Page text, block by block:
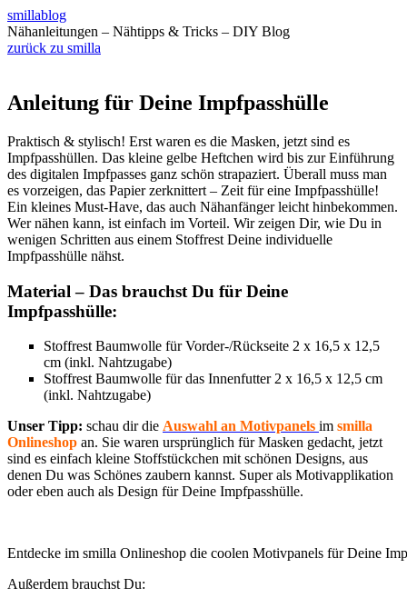
smillablog
Nähanleitungen – Nähtipps & Tricks – DIY Blog
zurück zu smilla
Anleitung für Deine Impfpasshülle
Praktisch & stylisch! Erst waren es die Masken, jetzt sind es
Impfpasshüllen. Das kleine gelbe Heftchen wird bis zur Einführung
des digitalen Impfpasses ganz schön strapaziert. Überall muss man
es vorzeigen, das Papier zerknittert – Zeit für eine Impfpasshülle!
Ein kleines Must-Have, das auch Nähanfänger leicht hinbekommen.
Wer nähen kann, ist einfach im Vorteil. Wir zeigen Dir, wie Du in
wenigen Schritten aus einem Stoffrest Deine individuelle
Impfpasshülle nähst.
Material – Das brauchst Du für Deine
Impfpasshülle:
Stoffrest Baumwolle für Vorder-/Rückseite 2 x 16,5 x 12,5
cm (inkl. Nahtzugabe)
Stoffrest Baumwolle für das Innenfutter 2 x 16,5 x 12,5 cm
(inkl. Nahtzugabe)
Unser Tipp: schau dir die Auswahl an Motivpanels im smilla
Onlineshop an. Sie waren ursprünglich für Masken gedacht, jetzt
sind es einfach kleine Stoffstückchen mit schönen Designs, aus
denen Du was Schönes zaubern kannst. Super als Motivapplikation
oder eben auch als Design für Deine Impfpasshülle.
Entdecke im smilla Onlineshop die coolen Motivpanels für Deine
Außerdem brauchst Du: